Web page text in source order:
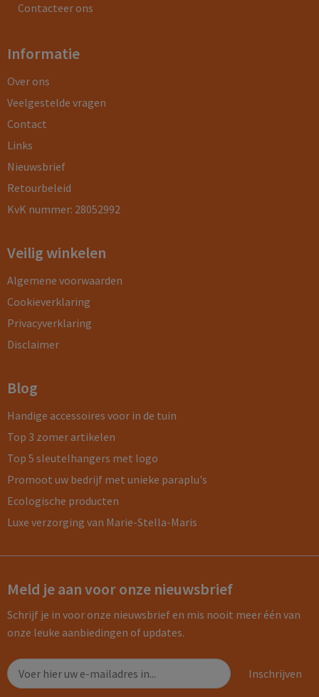
Contacteer ons
Informatie
Over ons
Veelgestelde vragen
Contact
Links
Nieuwsbrief
Retourbeleid
KvK nummer: 28052992
Veilig winkelen
Algemene voorwaarden
Cookieverklaring
Privacyverklaring
Disclaimer
Blog
Handige accessoires voor in de tuin
Top 3 zomer artikelen
Top 5 sleutelhangers met logo
Promoot uw bedrijf met unieke paraplu's
Ecologische producten
Luxe verzorging van Marie-Stella-Maris
Meld je aan voor onze nieuwsbrief
Schrijf je in voor onze nieuwsbrief en mis nooit meer één van
onze leuke aanbiedingen of updates.